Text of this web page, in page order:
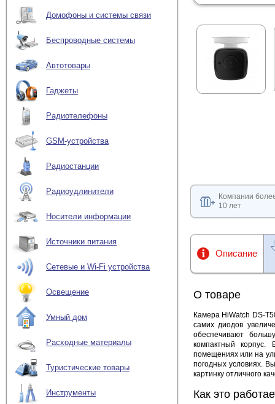
Домофоны и системы связи
Беспроводные системы
Автотовары
Гаджеты
Радиотелефоны
GSM-устройства
Радиостанции
Радиоудлинители
Носители информации
Источники питания
Сетевые и Wi-Fi устройства
Освещение
Умный дом
Расходные материалы
Туристические товары
Инструменты
Компании
10 лет
Описание
О товаре
Камера HiWatch DS-
самих диодов
обеспечивают
компактный
помещениях или на
погодных условиях.
картинку отличного
Как это